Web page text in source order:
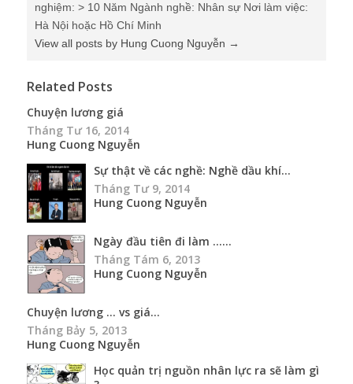
nghiệm: > 10 Năm Ngành nghề: Nhân sự Nơi làm việc:
Hà Nội hoặc Hồ Chí Minh
View all posts by Hung Cuong Nguyễn →
Related Posts
Chuyện lương giá
Tháng Tư 16, 2014
Hung Cuong Nguyễn
Sự thật về các nghề: Nghề dầu khí...
Tháng Tư 9, 2014
Hung Cuong Nguyễn
Ngày đầu tiên đi làm …...
Tháng Tám 6, 2013
Hung Cuong Nguyễn
Chuyện lương … vs giá...
Tháng Bảy 5, 2013
Hung Cuong Nguyễn
Học quản trị nguồn nhân lực ra sẽ làm gì